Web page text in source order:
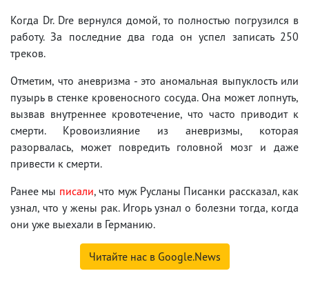
Когда Dr. Dre вернулся домой, то полностью погрузился в
работу. За последние два года он успел записать 250
треков.
Отметим, что аневризма - это аномальная выпуклость или
пузырь в стенке кровеносного сосуда. Она может лопнуть,
вызвав внутреннее кровотечение, что часто приводит к
смерти. Кровоизлияние из аневризмы, которая
разорвалась, может повредить головной мозг и даже
привести к смерти.
Ранее мы писали, что муж Русланы Писанки рассказал, как
узнал, что у жены рак. Игорь узнал о болезни тогда, когда
они уже выехали в Германию.
Читайте нас в Google.News